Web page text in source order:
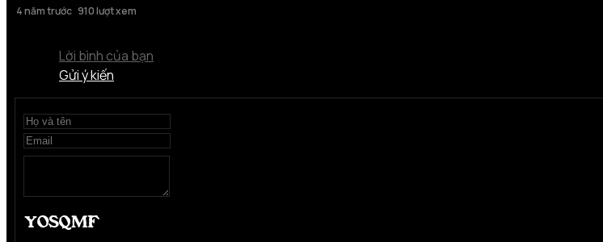
4 năm trước 910 lượt xem
Lời bình của bạn
Gửi ý kiến